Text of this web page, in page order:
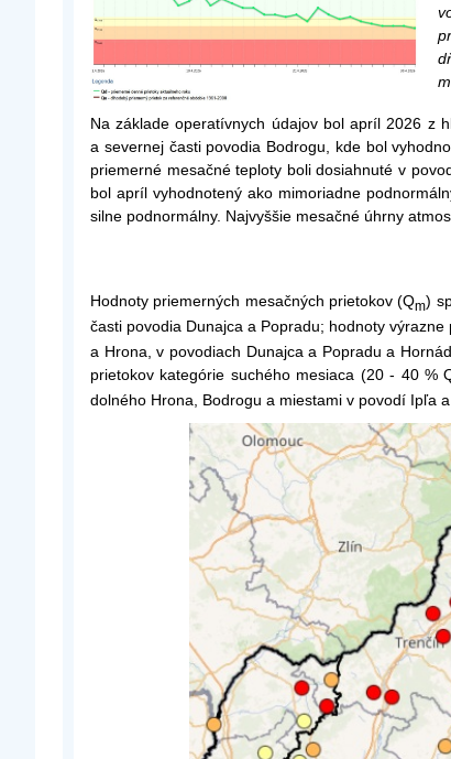
Na základe operatívnych údajov bol apríl 2026 z
a severnej časti povodia Bodrogu, kde bol
priemerné mesačné teploty boli dosiahnuté v
bol apríl vyhodnotený ako mimoriadne
silne podnormálny. Najvyššie mesačné úhrny
Hodnoty priemerných mesačných prietokov (Qm)
časti povodia Dunajca a Popradu; hodnoty
a Hrona, v povodiach Dunajca a Popradu a
prietokov kategórie suchého mesiaca (20 - 40 %
dolného Hrona, Bodrogu a miestami v povodí Ipľa